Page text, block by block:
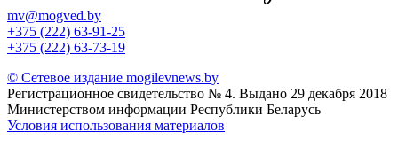
mv@mogved.by
+375 (222) 63-91-25
+375 (222) 63-73-19
© Сетевое издание mogilevnews.by
Регистрационное свидетельство № 4. Выдано 29 декабря 2018
Министерством информации Республики Беларусь
Условия использования материалов